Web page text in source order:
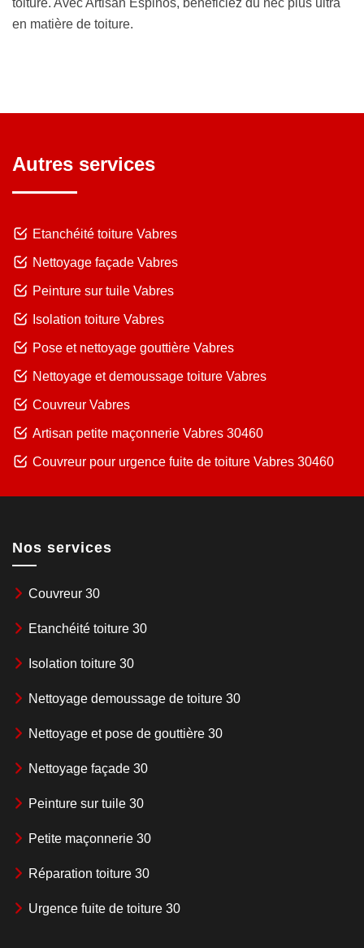
toiture. Avec Artisan Espinos, bénéficiez du nec plus ultra
en matière de toiture.
Autres services
Etanchéité toiture Vabres
Nettoyage façade Vabres
Peinture sur tuile Vabres
Isolation toiture Vabres
Pose et nettoyage gouttière Vabres
Nettoyage et demoussage toiture Vabres
Couvreur Vabres
Artisan petite maçonnerie Vabres 30460
Couvreur pour urgence fuite de toiture Vabres 30460
Nos services
Couvreur 30
Etanchéité toiture 30
Isolation toiture 30
Nettoyage demoussage de toiture 30
Nettoyage et pose de gouttière 30
Nettoyage façade 30
Peinture sur tuile 30
Petite maçonnerie 30
Réparation toiture 30
Urgence fuite de toiture 30